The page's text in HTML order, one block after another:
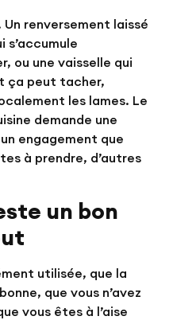
Un renversement laissé
s’accumule
ou une vaisselle qui
ça peut tacher,
les lames. Le
demande une
engagement que
à prendre, d’autres
un bon
utilisée, que la
que vous n’avez
vous êtes à l’aise